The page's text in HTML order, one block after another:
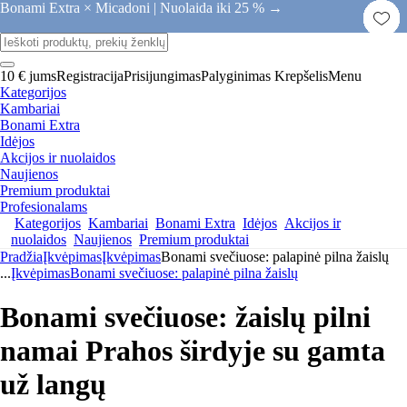
Bonami Extra × Micadoni | Nuolaida iki 25 % →
10 € jumsRegistracijaPrisijungimasPalyginimas KrepšelisMenu
Kategorijos
Kambariai
Bonami Extra
Idėjos
Akcijos ir nuolaidos
Naujienos
Premium produktai
Profesionalams
Kategorijos Kambariai Bonami Extra Idėjos Akcijos ir
nuolaidos Naujienos Premium produktai
PradžiaĮkvėpimasĮkvėpimasBonami svečiuose: palapinė pilna žaislų
...ĮkvėpimasBonami svečiuose: palapinė pilna žaislų
Bonami svečiuose: žaislų pilni
namai Prahos širdyje su gamta
už langų